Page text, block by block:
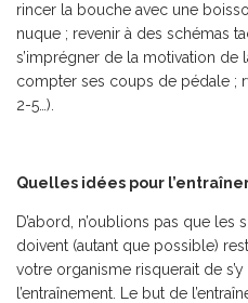
rincer la bouche avec une
nuque ; revenir à des schémas
s’imprégner de la motivation
compter ses coups de pédale ;
2-5…).
Quelles idées pour
D’abord, n’oublions pas que
doivent (autant que possible)
votre organisme risquerait de
l’entraînement. Le but de